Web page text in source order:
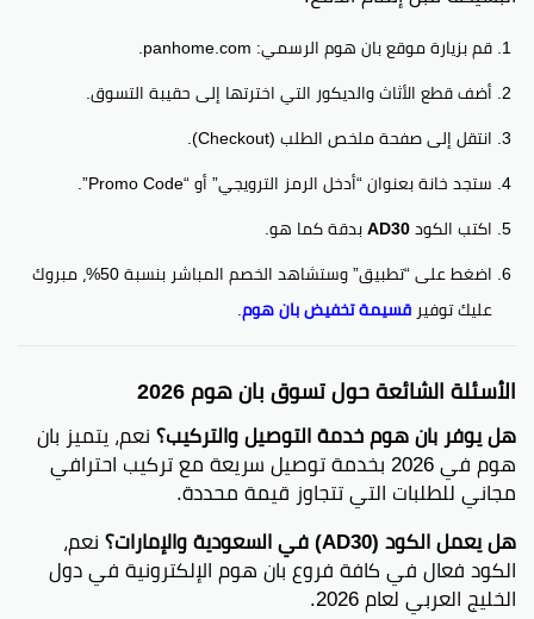
قم بزيارة موقع بان هوم الرسمي: panhome.com.
أضف قطع الأثاث والديكور التي اخترتها إلى حقيبة التسوق.
انتقل إلى صفحة ملخص الطلب (Checkout).
ستجد خانة بعنوان “أدخل الرمز الترويجي” أو “Promo Code”.
اكتب الكودAD30بدقة كما هو.
اضغط على “تطبيق” وستشاهد الخصم المباشر بنسبة 50%، مبروك
عليك توفير قسيمة تخفيض بان هوم.
الأسئلة الشائعة حول تسوق بان هوم 2026
هل يوفر بان هوم خدمة التوصيل والتركيب؟نعم، يتميز بان
هوم في 2026 بخدمة توصيل سريعة مع تركيب احترافي
مجاني للطلبات التي تتجاوز قيمة محددة.
هل يعمل الكود (AD30) في السعودية والإمارات؟
نعم،
الكود فعال في كافة فروع بان هوم الإلكترونية في دول
الخليج العربي لعام 2026.